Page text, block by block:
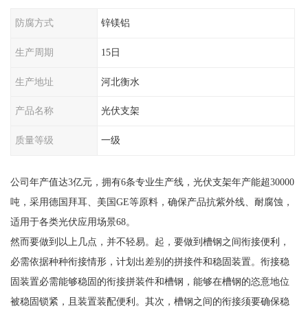
防腐方式 锌镁铝
生产周期 15日
生产地址 河北衡水
产品名称 光伏支架
质量等级 一级
公司年产值达3亿元，拥有6条专业生产线，光伏支架年产能超30000
吨，采用德国拜耳、美国GE等原料，确保产品抗紫外线、耐腐蚀，
适用于各类光伏应用场景68。
然而要做到以上几点，并不轻易。起，要做到槽钢之间衔接便利，
必需依据种种衔接情形，计划出差别的拼接件和稳固装置。衔接稳
固装置必需能够稳固的衔接拼装件和槽钢，能够在槽钢的恣意地位
被稳固锁紧，且装置装配便利。其次，槽钢之间的衔接须要确保稳